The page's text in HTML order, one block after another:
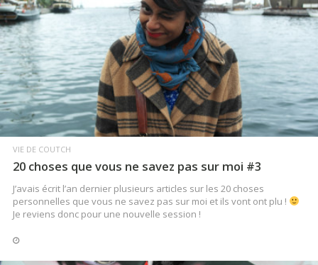
LIRE LA SUITE
VIE DE COUTCH
20 choses que vous ne savez pas sur moi #3
J’avais écrit l’an dernier plusieurs articles sur les 20 choses
personnelles que vous ne savez pas sur moi et ils vont ont plu !
Je reviens donc pour une nouvelle session !